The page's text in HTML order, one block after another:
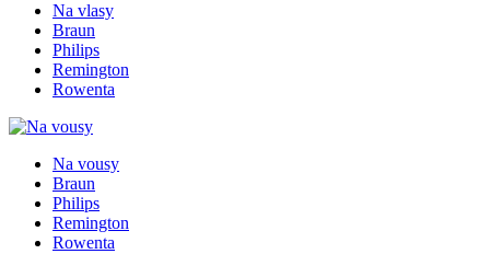
Na vlasy
Braun
Philips
Remington
Rowenta
Na vousy
Braun
Philips
Remington
Rowenta